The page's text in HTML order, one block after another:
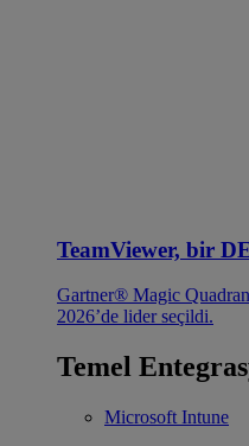
TeamViewer, bir
Gartner® Magic
2026’de lider seçildi.
Temel
Microsoft Intune